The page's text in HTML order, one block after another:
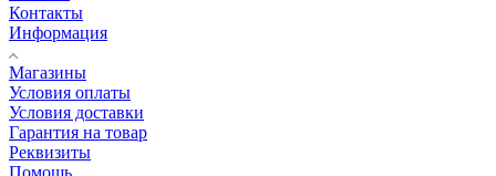
Контакты
Информация
Магазины
Условия оплаты
Условия доставки
Гарантия на товар
Реквизиты